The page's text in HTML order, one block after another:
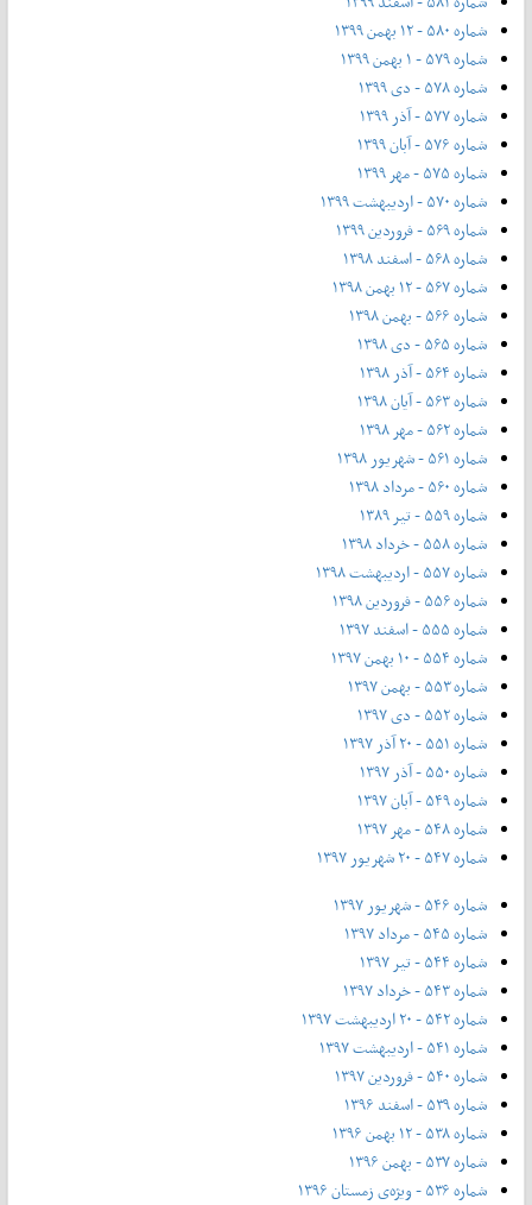
شماره ۵۸۰ - ۱۲ بهمن ۱۳۹۹
شماره ۵۷۹ - ۱ بهمن ۱۳۹۹
شماره ۵۷۸ - دی ۱۳۹۹
شماره ۵۷۷ - آذر ۱۳۹۹
شماره ۵۷۶ - آبان ۱۳۹۹
شماره ۵۷۵ - مهر ۱۳۹۹
شماره ۵۷۰ - اردیبهشت ۱۳۹۹
شماره ۵۶۹ - فروردین ۱۳۹۹
شماره ۵۶۸ - اسفند ۱۳۹۸
شماره ۵۶۷ - ۱۲ بهمن ۱۳۹۸
شماره ۵۶۶ - بهمن ۱۳۹۸
شماره ۵۶۵ - دی ۱۳۹۸
شماره ۵۶۴ - آذر ۱۳۹۸
شماره ۵۶۳ - آیان ۱۳۹۸
شماره ۵۶۲ - مهر ۱۳۹۸
شماره ۵۶۱ - شهریور ۱۳۹۸
شماره ۵۶۰ - مرداد ۱۳۹۸
شماره ۵۵۹ - تیر ۱۳۸۹
شماره ۵۵۸ - خرداد ۱۳۹۸
شماره ۵۵۷ - اردیبهشت ۱۳۹۸
شماره ۵۵۶ - فروردین ۱۳۹۸
شماره ۵۵۵ - اسفند ۱۳۹۷
شماره ۵۵۴ - ۱۰ بهمن ۱۳۹۷
شماره ۵۵۳ - بهمن ۱۳۹۷
شماره ۵۵۲ - دی ۱۳۹۷
شماره ۵۵۱ - ۲۰ آذر ۱۳۹۷
شماره ۵۵۰ - آذر ۱۳۹۷
شماره ۵۴۹ - آبان ۱۳۹۷
شماره ۵۴۸ - مهر ۱۳۹۷
شماره ۵۴۷ - ۲۰ شهریور ۱۳۹۷
شماره ۵۴۶ - شهریور ۱۳۹۷
شماره ۵۴۵ - مرداد ۱۳۹۷
شماره ۵۴۴ - تیر ۱۳۹۷
شماره ۵۴۳ - خرداد ۱۳۹۷
شماره ۵۴۲ - ۲۰ اردیبهشت ۱۳۹۷
شماره ۵۴۱ - اردیبهشت ۱۳۹۷
شماره ۵۴۰ - فروردین ۱۳۹۷
شماره ۵۳۹ - اسفند ۱۳۹۶
شماره ۵۳۸ - ۱۲ بهمن ۱۳۹۶
شماره ۵۳۷ - بهمن ۱۳۹۶
شماره ۵۳۶ - ویژه‌ی زمستان ۱۳۹۶